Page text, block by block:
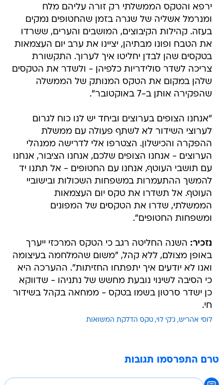
ירפא והטקס הממשלתי רק זורה עליהם מלח
ומנרמל אשליה של שגרה בזמן שהחטופים נמקים
בעזה. קהילות הקיבוצים, המושבים והערים, ששרדו
את הטבח ופונו מבתיהן, יציינו את ערב יום העצמאות
בטקסים שהן לבדן יחליטו איך לערוך. התקשורת
צריכה לשדר סולידריות כלפיהן - ולשדר את הטקסים
שלהן במקום את הטקס המנותק של הממשלה
שהפקירה אותן ב-7 באוקטובר".
"אנחנו הצופים בערוצים וביחד יש לנו כוח לגרום
לערוצי השידור לא לשתף פעולה עם ממשלת
ההפקרה והכישלון. הצטרפו אלי לדרישה ממנהלי
הערוצים - אנחנו הצופים שלכם, אנחנו הציבור, אנחנו
עם תושבי העוטף, אנחנו עם החטופים - אל תתנו יד
להמשך ההתעמרות במשפחות השכולות ובישוביי
העוטף. אל תשדרו את טקס יום העצמאות
הממשלתי, שדרו את הטקסים של המפונים
ומשפחות החטופים".
נזכיר: השנה החליטה רגב כי הטקס המרכזי ייערך
באופן מצולם, ללא קהל, "משום שהמלחמה בעיצומה
ואנו לא יודעים איך יתפתחו החזיתות". ההערכה היא
כי הסיבה לשינוי נובעת מחשש של נתניהו - שדווקא
כן ישדר סרטון בשמו בטקס - ממחאה בקהל בשידור
חי.
לוסי אהריש ג'קי לוי טקס הדלקת המשואות
טרם התפרסמו תגובות